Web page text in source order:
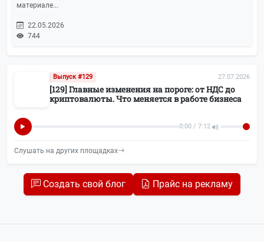
Госзакупки
Лицензирование 2
Юмор 2
материале...
22.05.2026
744
Выпуск #129 27.07.2026
[129] Главные изменения на пороге: от НДС до
криптовалюты. Что меняется в работе бизнеса
0:00 / 7:12
Слушать на других площадках
Создать свой блог Прайс на рекламу